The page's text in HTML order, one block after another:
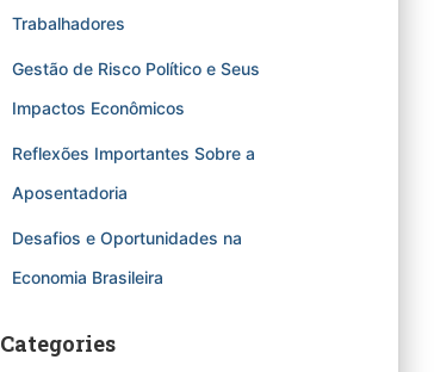
Trabalhadores
Gestão de Risco Político e Seus
Impactos Econômicos
Reflexões Importantes Sobre a
Aposentadoria
Desafios e Oportunidades na
Economia Brasileira
Categories